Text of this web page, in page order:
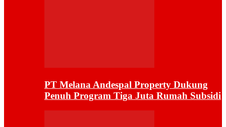
PT Melana Andespal Property Dukung
Penuh Program Tiga Juta Rumah Subsidi